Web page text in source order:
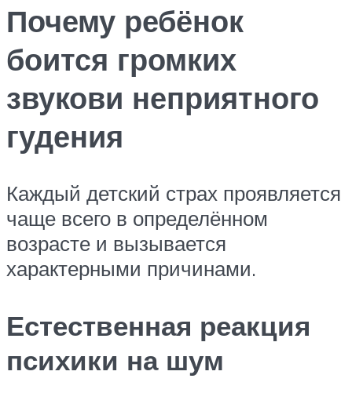
Почему ребёнок
боится громких
звукови неприятного
гудения
Каждый детский страх проявляется
чаще всего в определённом
возрасте и вызывается
характерными причинами.
Естественная реакция
психики на шум